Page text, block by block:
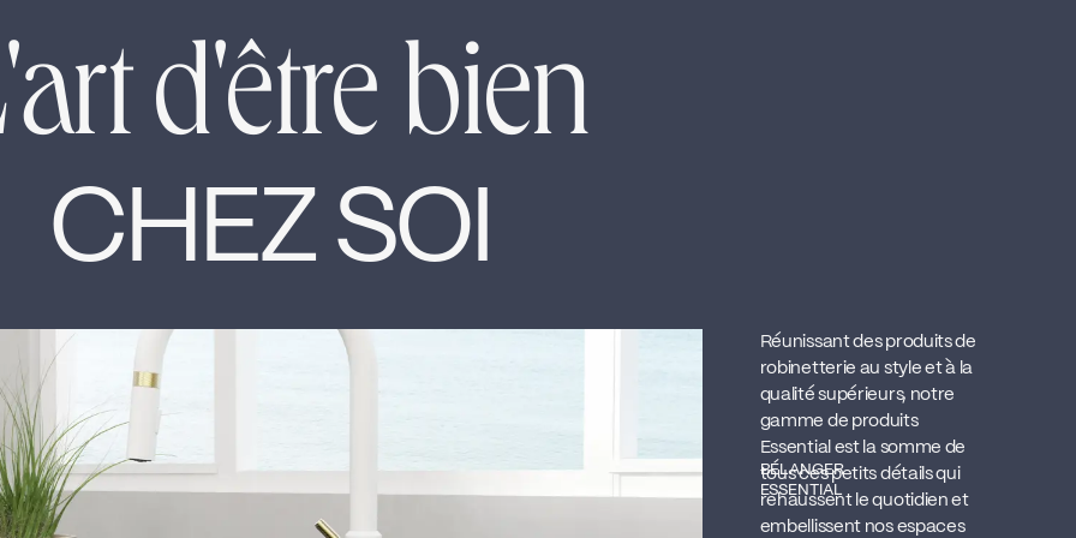
d'être bien
CHEZ SOI
BÉLANGER
ESSENTIAL
Réunissant des produits de
robinetterie au style et à la
qualité supérieurs, notre
gamme de produits
Essential est la somme de
tous ces petits détails qui
rehaussent le quotidien et
embellissent nos espaces